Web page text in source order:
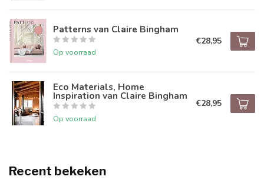
Patterns van Claire Bingham
Op voorraad
€28,95
Eco Materials, Home
Inspiration van Claire Bingham
Op voorraad
€28,95
Recent bekeken